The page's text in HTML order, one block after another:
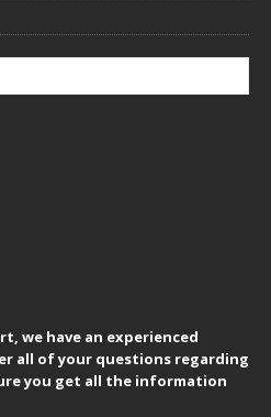
we have an experienced
all of your questions regarding
you get all the information